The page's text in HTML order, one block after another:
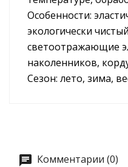
Особенности:
экологически
светоотражающие
наколенников,
Сезон: лето, зима,
Комментарии (0)